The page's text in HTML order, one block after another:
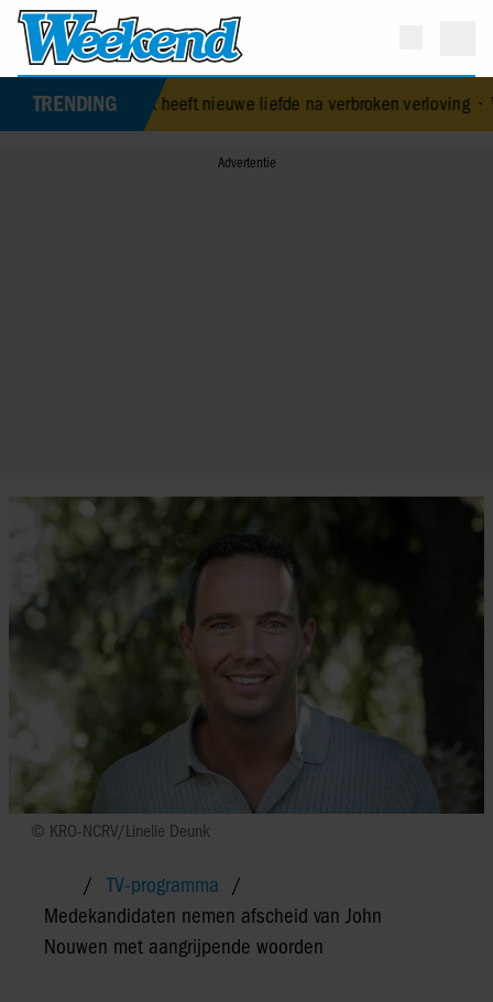
TRENDING
heeft nieuwe liefde na verbroken verloving•Voormalig prins
© KRO-NCRV/Linelle Deunk
TV-programma
Medekandidaten nemen afscheid van John
Nouwen met aangrijpende woorden